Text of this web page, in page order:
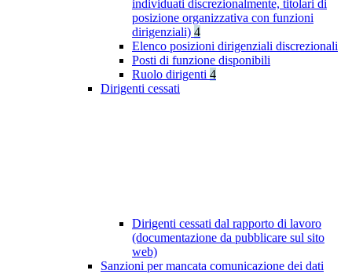
individuati discrezionalmente, titolari di
posizione organizzativa con funzioni
dirigenziali) 4
Elenco posizioni dirigenziali discrezionali
Posti di funzione disponibili
Ruolo dirigenti 4
Dirigenti cessati
Dirigenti cessati dal rapporto di lavoro
(documentazione da pubblicare sul sito
web)
Sanzioni per mancata comunicazione dei dati